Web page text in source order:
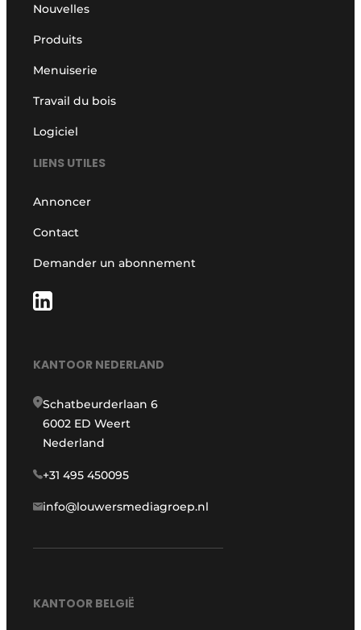
Nouvelles
Produits
Menuiserie
Travail du bois
Logiciel
LIENS UTILES
Annoncer
Contact
Demander un abonnement
KANTOOR NEDERLAND
Schatbeurderlaan 6
6002 ED Weert
Nederland
+31 495 450095
info@louwersmediagroep.nl
KANTOOR BELGIË